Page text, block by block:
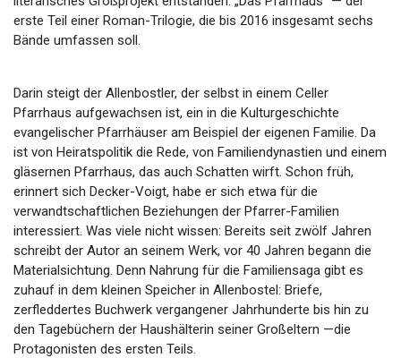
erste Teil einer Roman-Trilogie, die bis 2016 insgesamt sechs
Bände umfassen soll.
Darin steigt der Allenbostler, der selbst in einem Celler
Pfarrhaus aufgewachsen ist, ein in die Kulturgeschichte
evangelischer Pfarrhäuser am Beispiel der eigenen Familie. Da
ist von Heiratspolitik die Rede, von Familiendynastien und einem
gläsernen Pfarrhaus, das auch Schatten wirft. Schon früh,
erinnert sich Decker-Voigt, habe er sich etwa für die
verwandtschaftlichen Beziehungen der Pfarrer-Familien
interessiert. Was viele nicht wissen: Bereits seit zwölf Jahren
schreibt der Autor an seinem Werk, vor 40 Jahren begann die
Materialsichtung. Denn Nahrung für die Familiensaga gibt es
zuhauf in dem kleinen Speicher in Allenbostel: Briefe,
zerfleddertes Buchwerk vergangener Jahrhunderte bis hin zu
den Tagebüchern der Haushälterin seiner Großeltern —die
Protagonisten des ersten Teils.